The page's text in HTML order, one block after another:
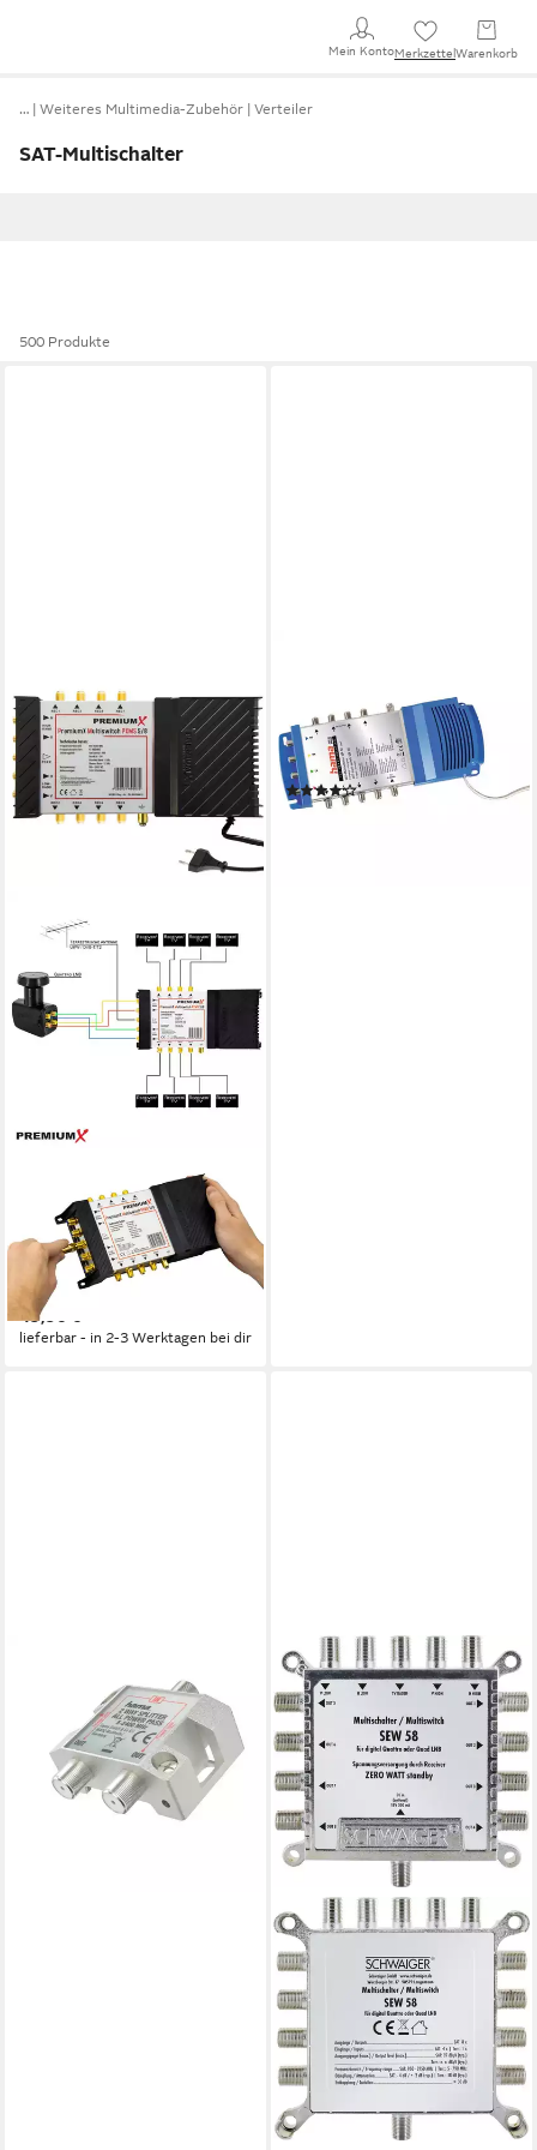
Mein KontoMerkzettel Warenkorb
… Weiteres Multimedia-Zubehör Verteiler
SAT-Multischalter
500 Produkte
SAT-Multischalter PXMS 5/8
Multischalter mit Netzteil
Multiswitch 1 SAT für 8
Teilnehmer
49,90 €
lieferbar - in 2-3 Werktagen bei dir
Multischalter mit Netzteil für
8 Teilnehmer Geräte, SAT
Anlage
(3)
ab 118,73 €
SAT-Verteiler SAT-Verteiler,
2-fach, voll geschirmt
ab 15,55 €
lieferbar - in 4-5 Werktagen bei dir